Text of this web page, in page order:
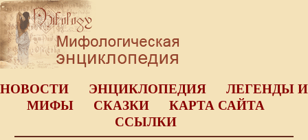
НОВОСТИ ЭНЦИКЛОПЕДИЯ
ЛЕГЕНДЫ И
МИФЫ
СКАЗКИ
КАРТА САЙТА
ССЫЛКИ